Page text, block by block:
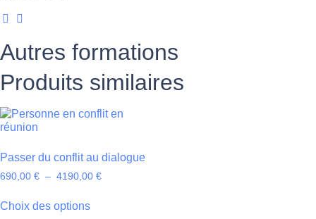
Autres formations
Produits similaires
Passer du conflit au dialogue
690,00 € – 4190,00 €
Choix des options